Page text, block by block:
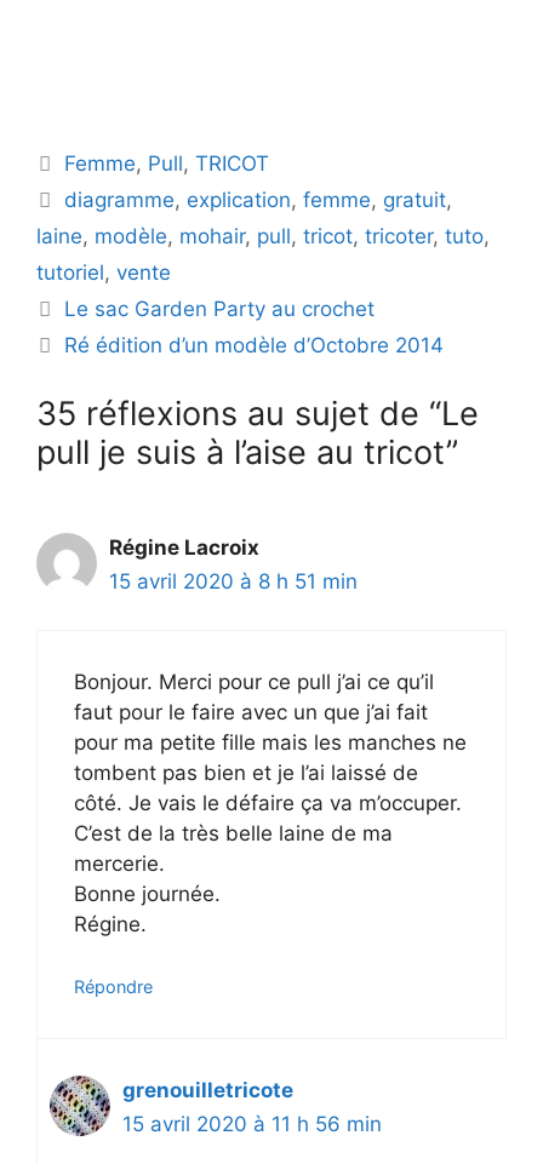
Catégories
Femme, Pull,TRICOT
Étiquettes
diagramme, explication,femme, gratuit,
laine, modèle, mohair, pull, tricot, tricoter, tuto,
tutoriel, vente
Le sac Garden Party au crochet
Ré édition d’un modèle d’Octobre 2014
35 réflexions au sujet de “Le
pull je suis à l’aise au tricot”
Régine Lacroix
15 avril 2020 à 8 h 51 min
Bonjour. Merci pour ce pull j’ai ce qu’il
faut pour le faire avec un que j’ai fait
pour ma petite fille mais les manches ne
tombent pas bien et je l’ai laissé de
côté. Je vais le défaire ça va m’occuper.
C’est de la très belle laine de ma
mercerie.
Bonne journée.
Régine.
Répondre
grenouilletricote
15 avril 2020 à 11 h 56 min